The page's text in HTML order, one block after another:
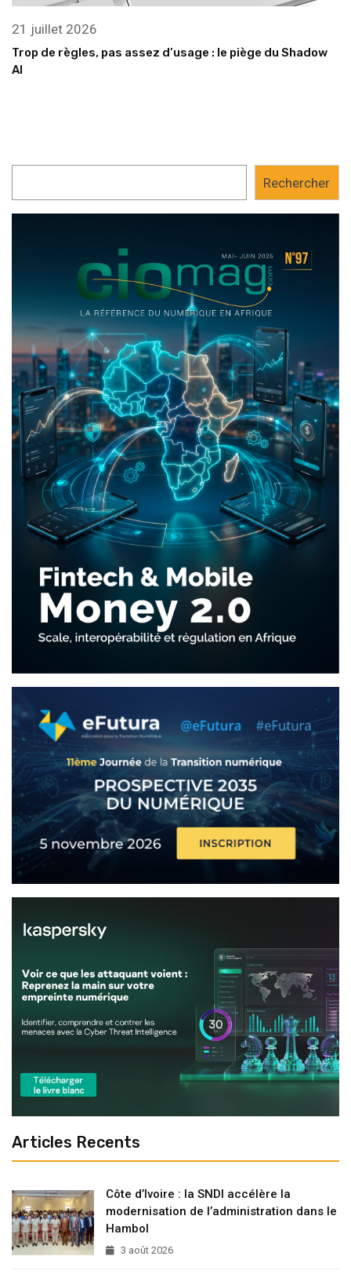
21 juillet 2026
Trop de règles, pas assez d’usage : le piège du Shadow
AI
Rechercher
Articles Recents
Côte d’Ivoire : la SNDI accélère la
modernisation de l’administration dans le
Hambol
3 août 2026